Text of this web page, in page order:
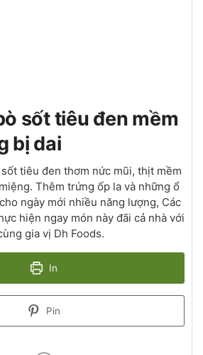
sốt tiêu đen mềm
bị dai
tiêu đen thơm nức mũi, thịt mềm
Thêm trứng ốp la và những ổ
ngày mới nhiều năng lượng, Các
hiện ngay món này đãi cả nhà với
gia vị Dh Foods.
In
Pin